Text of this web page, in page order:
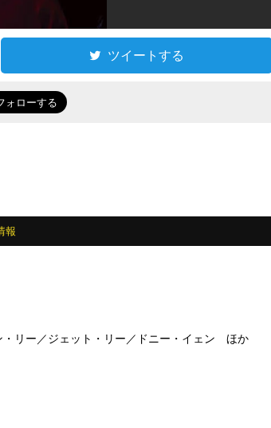
ツイートする
報
・リー／ジェット・リー／ドニー・イェン ほか